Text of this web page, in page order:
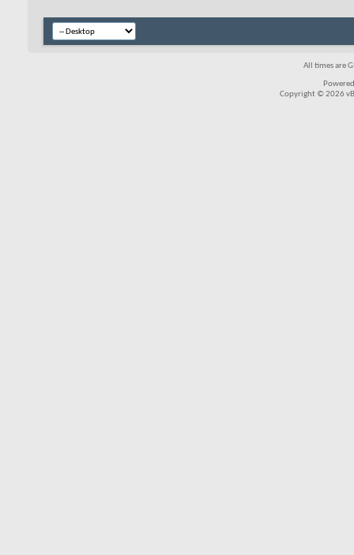
All times are
Copyright © 2026